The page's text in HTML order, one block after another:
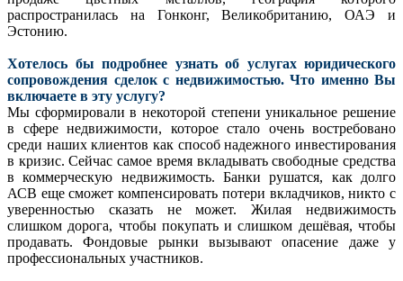
распространилась на Гонконг, Великобританию, ОАЭ и
Эстонию.
Хотелось бы подробнее узнать об услугах юридического
сопровождения сделок с недвижимостью. Что именно Вы
включаете в эту услугу?
Мы сформировали в некоторой степени уникальное решение
в сфере недвижимости, которое стало очень востребовано
среди наших клиентов как способ надежного инвестирования
в кризис. Сейчас самое время вкладывать свободные средства
в коммерческую недвижимость. Банки рушатся, как долго
АСВ еще сможет компенсировать потери вкладчиков, никто с
уверенностью сказать не может. Жилая недвижимость
слишком дорога, чтобы покупать и слишком дешёвая, чтобы
продавать. Фондовые рынки вызывают опасение даже у
профессиональных участников.